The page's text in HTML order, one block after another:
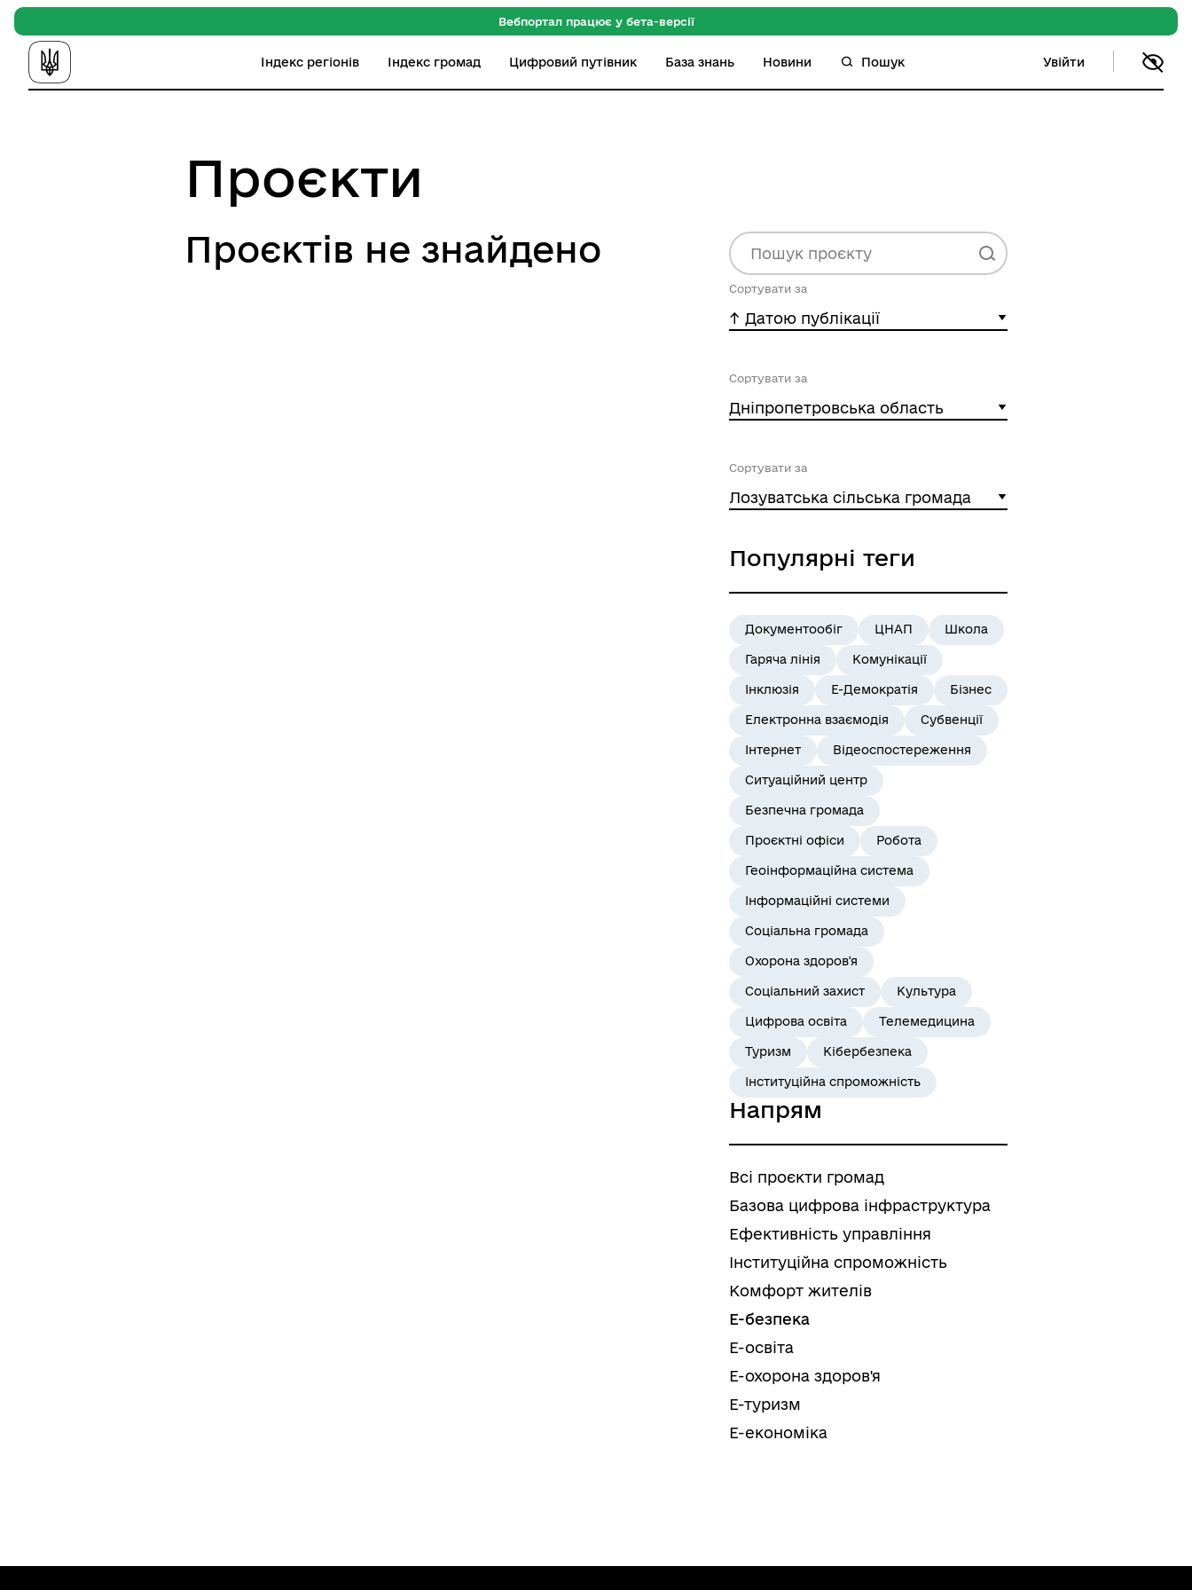
Вебпортал працює у бета-версії
Індекс регіонів Індекс громад Цифровий путівник База знань Новини Пошук Увійти
Проєкти
Проєктів не знайдено
Сортувати за
-^ Датою публікації
Сортувати за
Дніпропетровська область
Сортувати за
Лозуватська сільська громада
Популярні теги
Документообіг ЦНАП Школа
Гаряча лінія Комунікації
Інклюзія Е-Демократія Бізнес
Електронна взаємодія Субвенції
Інтернет Відеоспостереження
Ситуаційний центр
Безпечна громада
Проєктні офіси Робота
Геоінформаційна система
Інформаційні системи
Соціальна громада
Охорона здоров'я
Соціальний захист Культура
Цифрова освіта Телемедицина
Туризм Кібербезпека
Інституційна спроможність
Напрям
Всі проєкти громад
Базова цифрова інфраструктура
Ефективність управління
Інституційна спроможність
Комфорт жителів
Е-безпека
Е-освіта
Е-охорона здоров'я
Е-туризм
Е-економіка